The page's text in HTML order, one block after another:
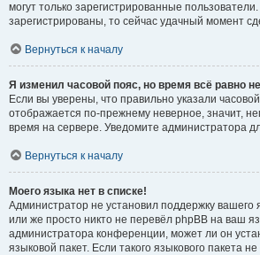
могут только зарегистрированные
зарегистрированы, то сейчас удачный момент
Вернуться к началу
Я изменил часовой пояс, но время всё равно
Если вы уверены, что правильно указали
отображается по-прежнему неверное, значит,
время на сервере. Уведомите администратора
Вернуться к началу
Моего языка нет в списке!
Администратор не установил поддержку
или же просто никто не перевёл phpBB на ваш
администратора конференции, может ли он
языковой пакет. Если такого языкового пакета